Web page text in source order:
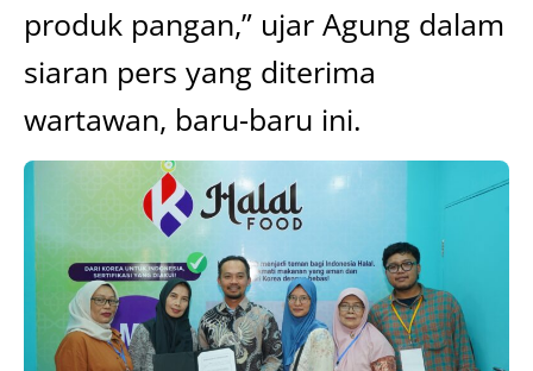
produk pangan,” ujar Agung dalam
siaran pers yang diterima
wartawan, baru-baru ini.